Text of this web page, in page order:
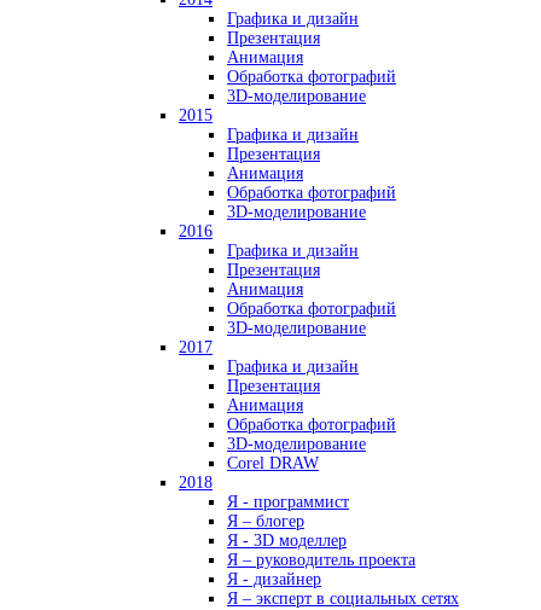
Графика и дизайн
Презентация
Анимация
Обработка фотографий
3D-моделирование
2015
Графика и дизайн
Презентация
Анимация
Обработка фотографий
3D-моделирование
2016
Графика и дизайн
Презентация
Анимация
Обработка фотографий
3D-моделирование
2017
Графика и дизайн
Презентация
Анимация
Обработка фотографий
3D-моделирование
Corel DRAW
2018
Я - программист
Я – блогер
Я - 3D моделлер
Я – руководитель проекта
Я - дизайнер
Я – эксперт в социальных сетях